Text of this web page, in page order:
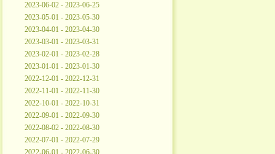
2023-06-02 - 2023-06-25
2023-05-01 - 2023-05-30
2023-04-01 - 2023-04-30
2023-03-01 - 2023-03-31
2023-02-01 - 2023-02-28
2023-01-01 - 2023-01-30
2022-12-01 - 2022-12-31
2022-11-01 - 2022-11-30
2022-10-01 - 2022-10-31
2022-09-01 - 2022-09-30
2022-08-02 - 2022-08-30
2022-07-01 - 2022-07-29
2022-06-01 - 2022-06-30